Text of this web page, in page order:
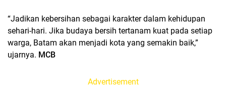
“Jadikan kebersihan sebagai karakter dalam kehidupan
sehari-hari. Jika budaya bersih tertanam kuat pada setiap
warga, Batam akan menjadi kota yang semakin baik,”
ujarnya. MCB
Advertisement